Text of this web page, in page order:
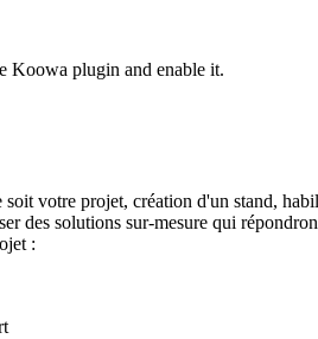
Koowa plugin and enable it.
votre projet, création d'un stand,
des solutions sur-mesure qui
: